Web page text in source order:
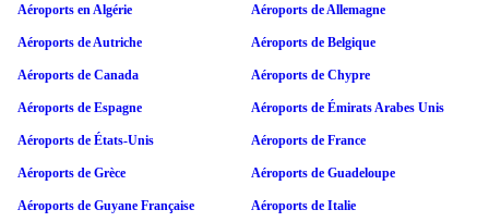
Aéroports en Algérie Aéroports de Allemagne
Aéroports de Autriche Aéroports de Belgique
Aéroports de Canada Aéroports de Chypre
Aéroports de Espagne Aéroports de Émirats Arabes Unis
Aéroports de États-Unis Aéroports de France
Aéroports de Grèce Aéroports de Guadeloupe
Aéroports de Guyane Française Aéroports de Italie